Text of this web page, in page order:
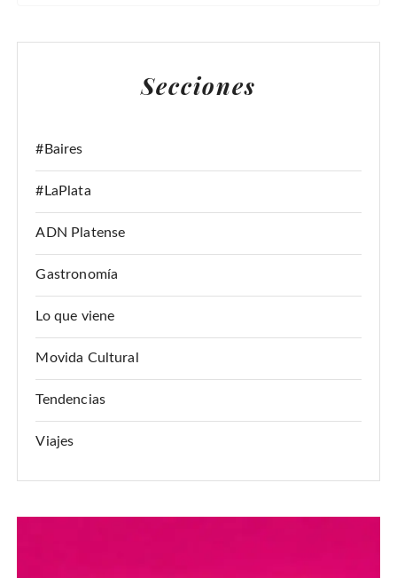
C
Secciones
#Baires
#LaPlata
ADN Platense
Gastronomía
Lo que viene
Movida Cultural
Tendencias
Viajes